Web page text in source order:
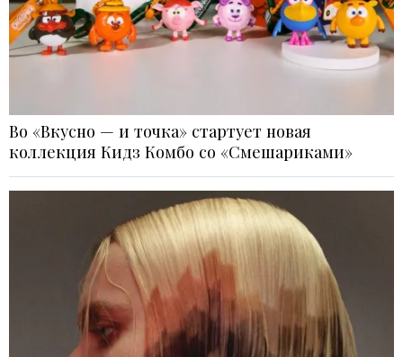
Во «Вкусно — и точка» стартует новая
коллекция Кидз Комбо со «Смешариками»